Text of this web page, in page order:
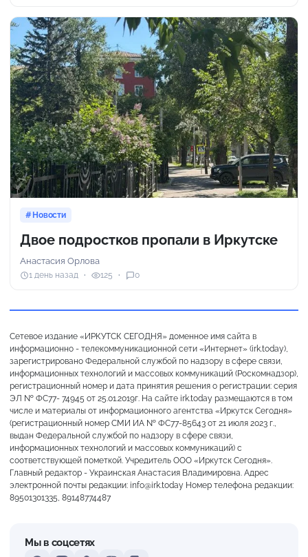
Новости
Двое подростков пропали в Иркутске
Анастасия Орлова
1 день назад 125 0
Сетевое издание «ИРКУТСК СЕГОДНЯ» доменное имя сайта в
информационно - телекоммуникационной сети «Интернет» (irk.today),
зарегистрировано Федеральной службой по надзору в сфере связи,
информационных технологий и массовых коммуникаций (Роскомнадзор),
регистрационный номер и дата принятия решения о регистрации: серия
ЭЛ № ФС77- 74945 от 25.01.2019г. На сайте irk.today размещаются в том
числе и материалы от информационного агентства «Иркутск Сегодня»
(регистрационный номер СМИ ИА № ФС77-85643 от 21 июля 2023 г.,
выдан Федеральной службой по надзору в сфере связи,
информационных технологий и массовых коммуникаций) с
соответствующей пометкой. Учредитель ООО «Иркутск Сегодня».
Главный редактор - Украинская Анастасия Владимировна. Адрес
электронной почты редакции: info@irk.today Номер телефона редакции:
89501301335, 89148774487
Мы в соцсетях